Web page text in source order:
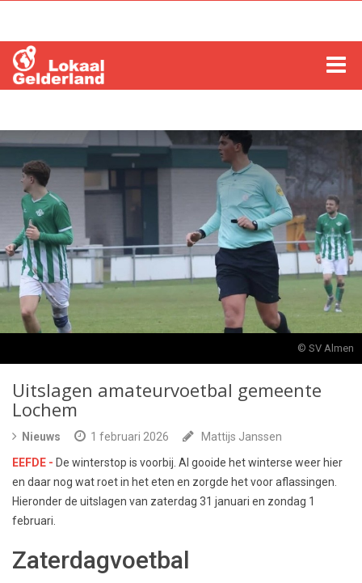
LOCHEM
ZUTPHEN
COLUMNS
RADIO
ZOEKEN
© SV Almen
Uitslagen amateurvoetbal gemeente
Lochem
Nieuws 1 februari 2026
Mattijs Janssen
EEFDE - De winterstop is voorbij. Al gooide het winterse weer hier
en daar nog wat roet in het eten en zorgde het voor aflassingen.
Hieronder de uitslagen van zaterdag 31 januari en zondag 1
februari.
Zaterdagvoetbal